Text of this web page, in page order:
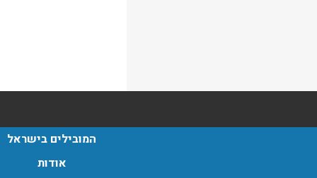
המובילים בישראל
אודות